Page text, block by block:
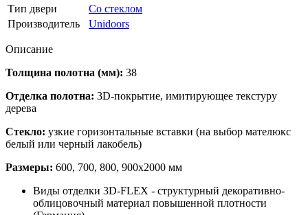
Тип двери
Со стеклом
Производитель
Unidoors
Описание
Толщина полотна (мм): 38
Отделка полотна: 3D-покрытие, имитирующее текстуру
дерева
Стекло: узкие горизонтальные вставки (на выбор мателюкс
белый или черный лакобель)
Размеры: 600, 700, 800, 900х2000 мм
Виды отделки 3D-FLEX - структурный декоративно-
облицовочный материал повышенной плотности